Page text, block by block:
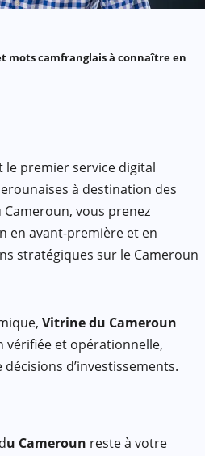
mots camfranglais à connaître en
le premier service digital
à destination des
vous prenez
en avant-première et en
stratégiques sur le Cameroun
Vitrine du Cameroun
et opérationnelle,
d’investissements.
du Cameroun reste à votre